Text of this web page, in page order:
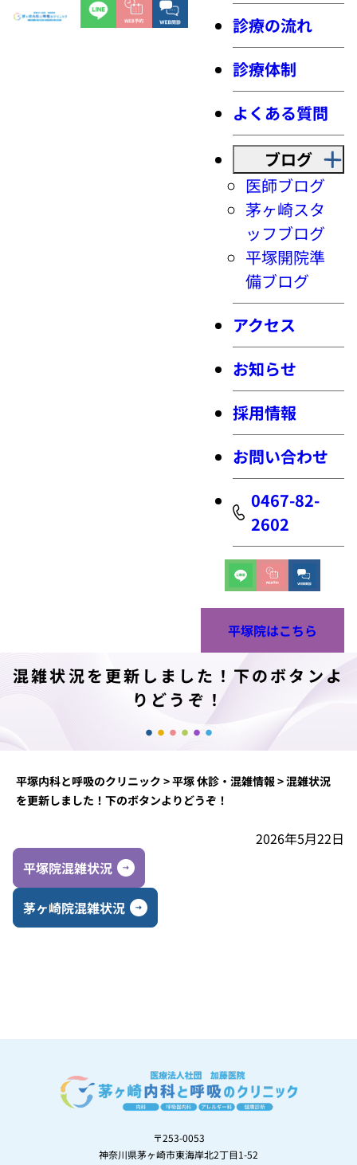
診療の流れ
診療体制
よくある質問
ブログ
医師ブログ
茅ヶ崎スタ
ッフブログ
平塚開院準
備ブログ
アクセス
お知らせ
採用情報
お問い合わせ
0467-82-
2602
平塚院はこちら
混雑状況を更新しました！下のボタンよ
りどうぞ！
平塚内科と呼吸のクリニック >平塚 休診・混雑情報>混雑状況
を更新しました！下のボタンよりどうぞ！
2026年5月22日
平塚院混雑状況
茅ヶ崎院混雑状況
〒253-0053
神奈川県茅ヶ崎市東海岸北2丁目1-52